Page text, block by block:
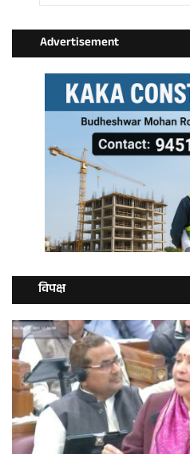
Advertisement
विपक्ष